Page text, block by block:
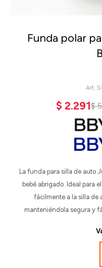
Funda polar
$ 2.291$
La funda para silla de auto
bebé abrigado. Ideal para
fácilmente a la silla de
manteniéndola segura y